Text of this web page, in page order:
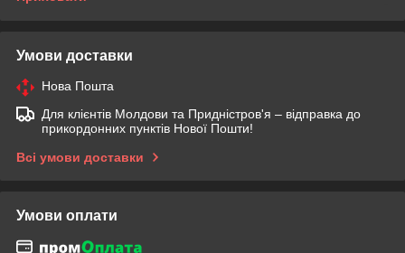
Умови доставки
Нова Пошта
Для клієнтів Молдови та Придністров'я – відправка до
прикордонних пунктів Нової Пошти!
Всі умови доставки
Умови оплати